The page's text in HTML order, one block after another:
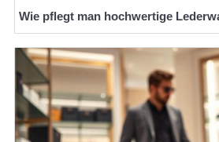
Wie pflegt man hochwertige